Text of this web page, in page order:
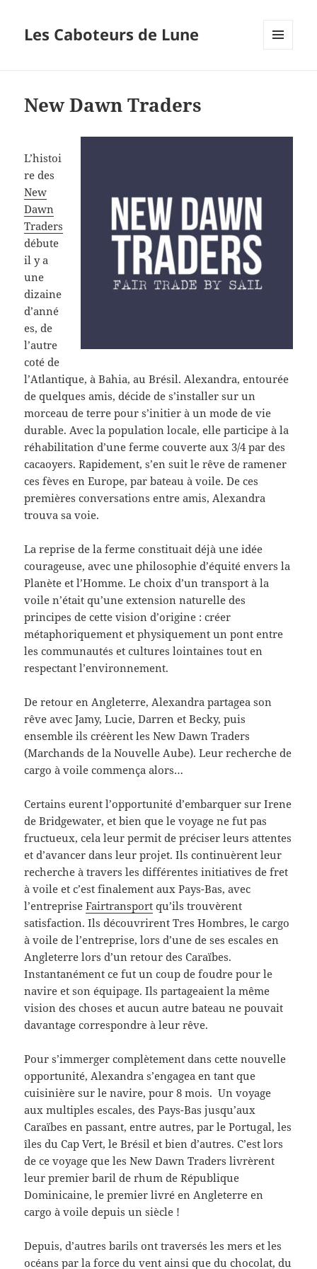
Les Caboteurs de Lune
New Dawn Traders
L’histoi
re des
New
Dawn
Traders
débute
il y a
une
dizaine
d’anné
es, de
l’autre
coté de
l’Atlantique, à Bahia, au Brésil. Alexandra, entourée
de quelques amis, décide de s’installer sur un
morceau de terre pour s’initier à un mode de vie
durable. Avec la population locale, elle participe à la
réhabilitation d’une ferme couverte aux 3/4 par des
cacaoyers. Rapidement, s’en suit le rêve de ramener
ces fèves en Europe, par bateau à voile. De ces
premières conversations entre amis, Alexandra
trouva sa voie.
La reprise de la ferme constituait déjà une idée
courageuse, avec une philosophie d’équité envers la
Planète et l’Homme. Le choix d’un transport à la
voile n’était qu’une extension naturelle des
principes de cette vision d’origine : créer
métaphoriquement et physiquement un pont entre
les communautés et cultures lointaines tout en
respectant l’environnement.
De retour en Angleterre, Alexandra partagea son
rêve avec Jamy, Lucie, Darren et Becky, puis
ensemble ils créèrent les New Dawn Traders
(Marchands de la Nouvelle Aube). Leur recherche de
cargo à voile commença alors…
Certains eurent l’opportunité d’embarquer sur Irene
de Bridgewater, et bien que le voyage ne fut pas
fructueux, cela leur permit de préciser leurs attentes
et d’avancer dans leur projet. Ils continuèrent leur
recherche à travers les différentes initiatives de fret
à voile et c’est finalement aux Pays-Bas, avec
l’entrepriseFairtransport qu’ils trouvèrent
satisfaction. Ils découvrirent Tres Hombres, le cargo
à voile de l’entreprise, lors d’une de ses escales en
Angleterre lors d’un retour des Caraïbes.
Instantanément ce fut un coup de foudre pour le
navire et son équipage. Ils partageaient la même
vision des choses et aucun autre bateau ne pouvait
davantage correspondre à leur rêve.
Pour s’immerger complètement dans cette nouvelle
opportunité, Alexandra s’engagea en tant que
cuisinière sur le navire, pour 8 mois. Un voyage
aux multiples escales, des Pays-Bas jusqu’aux
Caraïbes en passant, entre autres, par le Portugal, les
îles du Cap Vert, le Brésil et bien d’autres. C’est lors
de ce voyage que les New Dawn Traders livrèrent
leur premier baril de rhum de République
Dominicaine, le premier livré en Angleterre en
cargo à voile depuis un siècle !
Depuis, d’autres barils ont traversés les mers et les
océans par la force du vent ainsi que du chocolat, du